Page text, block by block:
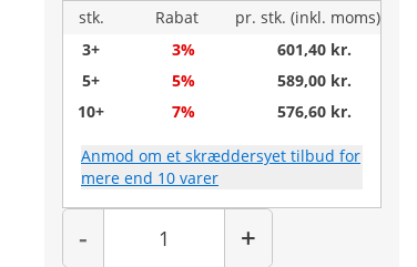
stk.
Rabat
pr. stk. (inkl. moms)
3+
3%
601,40 kr.
5+
5%
589,00 kr.
10+
7% 576,60 kr.
Anmod om et skræddersyet tilbud for
mere end 10 varer
-
Antal
+